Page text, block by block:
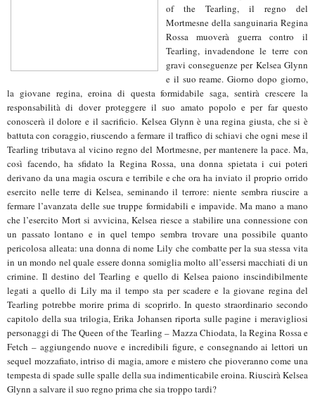
of the Tearling, il regno del
Mortmesne della sanguinaria Regina
Rossa muoverà guerra contro il
Tearling, invadendone le terre con
gravi conseguenze per Kelsea Glynn
e il suo reame. Giorno dopo giorno,
la giovane regina, eroina di questa formidabile saga, sentirà crescere la
responsabilità di dover proteggere il suo amato popolo e per far questo
conoscerà il dolore e il sacrificio. Kelsea Glynn è una regina giusta, che si è
battuta con coraggio, riuscendo a fermare il traffico di schiavi che ogni mese il
Tearling tributava al vicino regno del Mortmesne, per mantenere la pace. Ma,
così facendo, ha sfidato la Regina Rossa, una donna spietata i cui poteri
derivano da una magia oscura e terribile e che ora ha inviato il proprio orrido
esercito nelle terre di Kelsea, seminando il terrore: niente sembra riuscire a
fermare l’avanzata delle sue truppe formidabili e impavide. Ma mano a mano
che l’esercito Mort si avvicina, Kelsea riesce a stabilire una connessione con
un passato lontano e in quel tempo sembra trovare una possibile quanto
pericolosa alleata: una donna di nome Lily che combatte per la sua stessa vita
in un mondo nel quale essere donna somiglia molto all’essersi macchiati di un
crimine. Il destino del Tearling e quello di Kelsea paiono inscindibilmente
legati a quello di Lily ma il tempo sta per scadere e la giovane regina del
Tearling potrebbe morire prima di scoprirlo. In questo straordinario secondo
capitolo della sua trilogia, Erika Johansen riporta sulle pagine i meravigliosi
personaggi di The Queen of the Tearling – Mazza Chiodata, la Regina Rossa e
Fetch – aggiungendo nuove e incredibili figure, e consegnando ai lettori un
sequel mozzafiato, intriso di magia, amore e mistero che pioveranno come una
tempesta di spade sulle spalle della sua indimenticabile eroina. Riuscirà Kelsea
Glynn a salvare il suo regno prima che sia troppo tardi?